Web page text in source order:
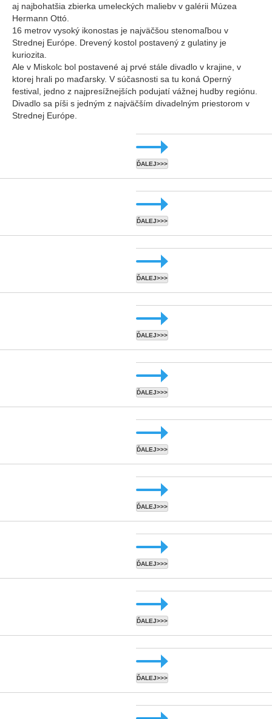
aj najbohatšia zbierka umeleckých maliebv v galérii Múzea
Hermann Ottó.
16 metrov vysoký ikonostas je najväčšou stenomaľbou v
Strednej Európe. Drevený kostol postavený z gulatiny je
kuriozita.
Ale v Miskolc bol postavené aj prvé stále divadlo v krajine, v
ktorej hrali po maďarsky. V súčasnosti sa tu koná Operný
festival, jedno z najpresížnejších podujatí vážnej hudby regiónu.
Divadlo sa píši s jedným z najväčším divadelným priestorom v
Strednej Európe.
ĎALEJ>>>
ĎALEJ>>>
ĎALEJ>>>
ĎALEJ>>>
ĎALEJ>>>
ĎALEJ>>>
ĎALEJ>>>
ĎALEJ>>>
ĎALEJ>>>
ĎALEJ>>>